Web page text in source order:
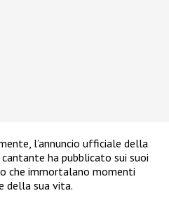
l’annuncio ufficiale della
cantante ha pubblicato sui suoi
che immortalano momenti
della sua vita.